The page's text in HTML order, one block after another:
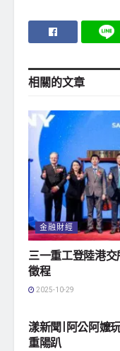
相關的文章
金融財經
三一重工登陸港
徵程
2025-10-29
漾新聞|阿公阿嬤
重陽趴